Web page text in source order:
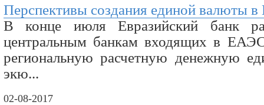
Перспективы создания единой валюты
В конце июля Евразийский банк
центральным банкам входящих в
региональную расчетную денежную
экю...
02-08-2017